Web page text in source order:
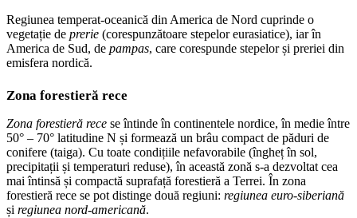
Regiunea temperat-oceanică din America de Nord cuprinde o
vegetație de prerie (corespunzătoare stepelor eurasiatice), iar în
America de Sud, de pampas, care corespunde stepelor și preriei din
emisfera nordică.
Zona forestieră rece
Zona forestieră rece se întinde în continentele nordice, în medie între
50° – 70° latitudine N și formează un brâu compact de păduri de
conifere (taiga). Cu toate condițiile nefavorabile (îngheț în sol,
precipitații și temperaturi reduse), în această zonă s-a dezvoltat cea
mai întinsă și compactă suprafață forestieră a Terrei. În zona
forestieră rece se pot distinge două regiuni: regiunea euro-siberiană
și regiunea nord-americană.